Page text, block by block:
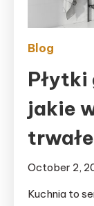
Blog
Płytki
jakie
October 2,
Kuchnia to